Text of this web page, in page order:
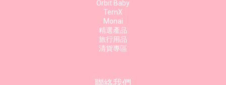
Orbit Baby
TernX
Monai
精選產品
旅行用品
清貨專區
聯絡我們